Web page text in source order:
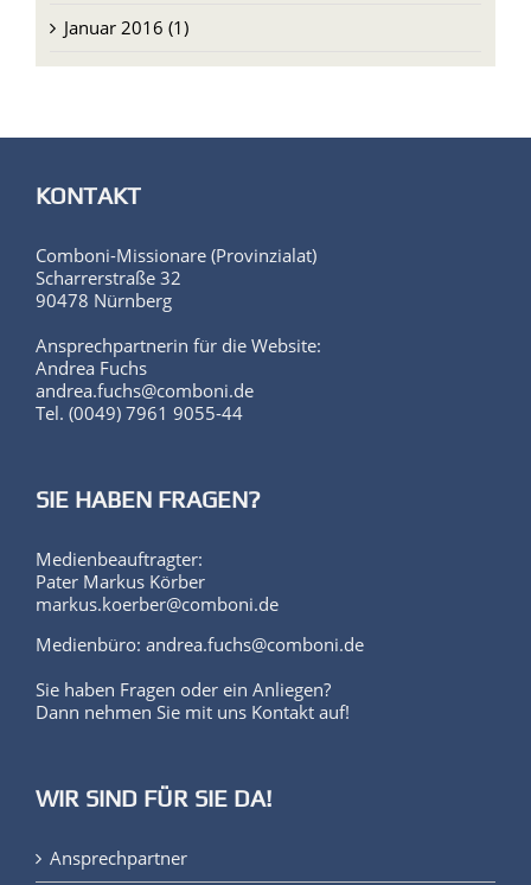
Januar 2016 (1)
KONTAKT
Comboni-Missionare (Provinzialat)
Scharrerstraße 32
90478 Nürnberg
Ansprechpartnerin für die Website:
Andrea Fuchs
andrea.fuchs@comboni.de
Tel. (0049) 7961 9055-44
SIE HABEN FRAGEN?
Medienbeauftragter:
Pater Markus Körber
markus.koerber@comboni.de
Medienbüro: andrea.fuchs@comboni.de
Sie haben Fragen oder ein Anliegen?
Dann nehmen Sie mit uns Kontakt auf!
WIR SIND FÜR SIE DA!
Ansprechpartner